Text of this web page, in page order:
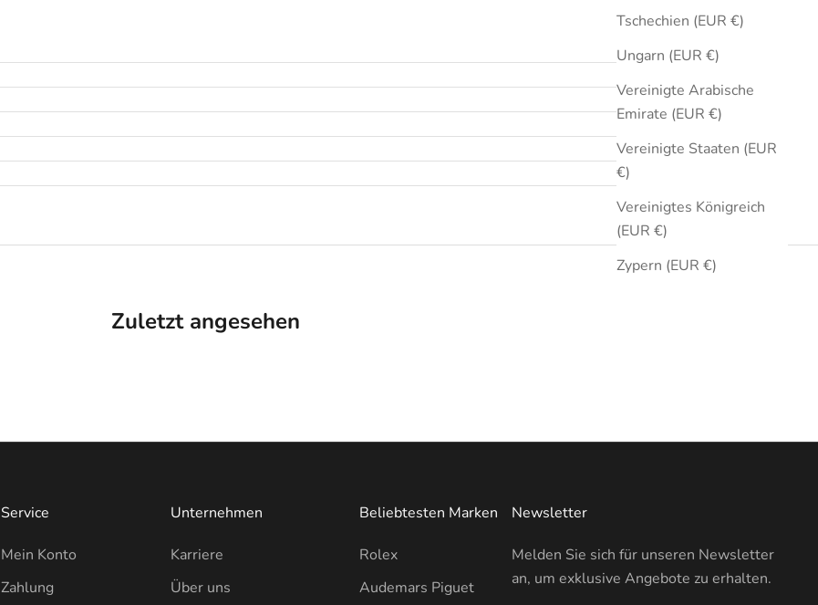
Tschechien (EUR €)
Ungarn (EUR €)
Vereinigte Arabische
Emirate (EUR €)
Vereinigte Staaten (EUR
€)
Vereinigtes Königreich
(EUR €)
Zypern (EUR €)
Zuletzt angesehen
Service
Mein Konto
Zahlung
Unternehmen
Karriere
Über uns
Beliebtesten Marken
Rolex
Audemars Piguet
Newsletter
Melden Sie sich für unseren Newsletter
an, um exklusive Angebote zu erhalten.